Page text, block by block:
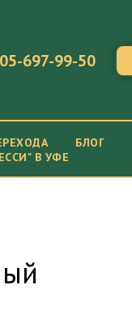
697-99-50
БЛОГ
В УФЕ